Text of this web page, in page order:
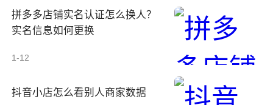
拼多多店铺实名认证怎么换人？
实名信息如何更换
1-12
抖音小店怎么看别人商家数据